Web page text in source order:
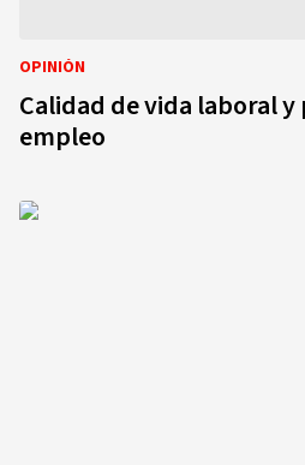
OPINIÓN
Calidad de vida laboral
empleo